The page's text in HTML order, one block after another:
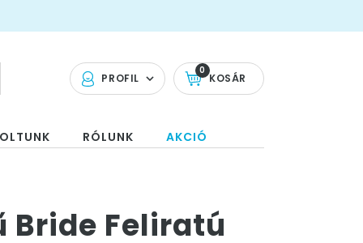
PROFIL KOSÁR
0
RÓLUNK AKCIÓ
Bride Feliratú